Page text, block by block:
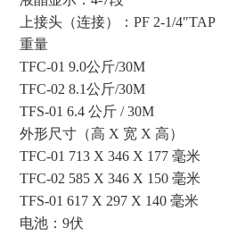
上接头（连接）：PF 2-1/4″TAP
重量
TFC-01 9.0公斤/30M
TFC-02 8.1公斤/30M
TFS-01 6.4 公斤 / 30M
外形尺寸（高 X 宽 X 高）
TFC-01 713 X 346 X 177 毫米
TFC-02 585 X 346 X 150 毫米
TFS-01 617 X 297 X 140 毫米
电池：9伏